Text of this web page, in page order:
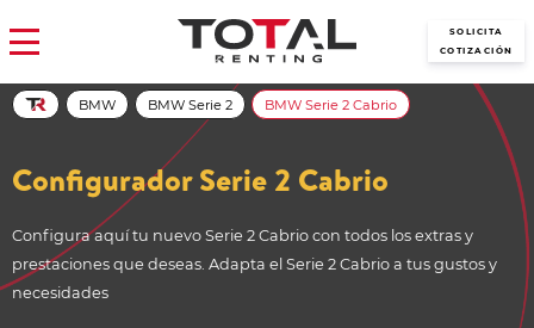
SOLICITA
COTIZACIÓN
Configurador Serie 2 Cabrio
Configura aquí tu nuevo Serie 2 Cabrio con todos los extras y
prestaciones que deseas. Adapta el Serie 2 Cabrio a tus gustos y
necesidades
BMW BMW Serie 2 BMW Serie 2 Cabrio